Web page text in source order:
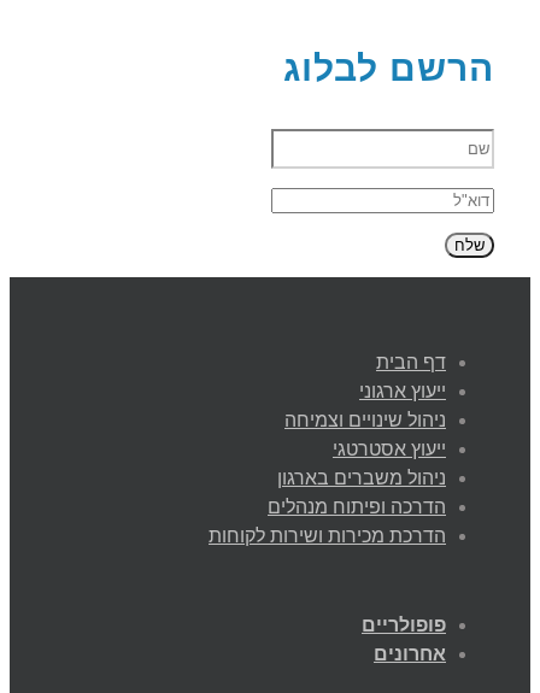
הרשם לבלוג
דף הבית
ייעוץ ארגוני
ניהול שינויים וצמיחה
ייעוץ אסטרטגי
ניהול משברים בארגון
הדרכה ופיתוח מנהלים
הדרכת מכירות ושירות לקוחות
פופולריים
אחרונים